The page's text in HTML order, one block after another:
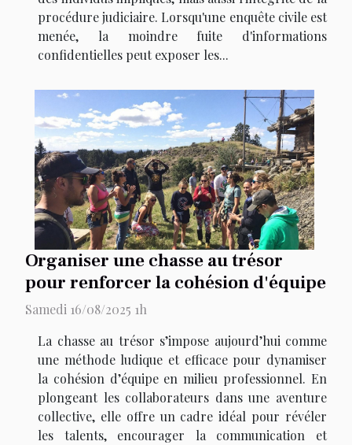
procédure judiciaire. Lorsqu'une enquête civile est
menée, la moindre fuite d'informations
confidentielles peut exposer les...
Organiser une chasse au trésor
pour renforcer la cohésion d'équipe
Samedi 16/08/2025 1h
La chasse au trésor s’impose aujourd’hui comme
une méthode ludique et efficace pour dynamiser
la cohésion d’équipe en milieu professionnel. En
plongeant les collaborateurs dans une aventure
collective, elle offre un cadre idéal pour révéler
les talents, encourager la communication et